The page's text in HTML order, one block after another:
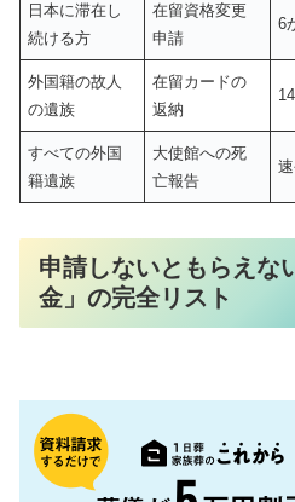
日本に滞在し
続ける方
在留資格変更
申請
6
外国籍の故人
の遺族
在留カードの
返納
すべての外国
籍遺族
大使館への死
亡報告
申請しないともらえな
金」の完全リスト